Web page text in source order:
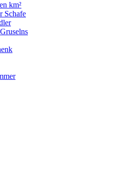
km²
Schafe